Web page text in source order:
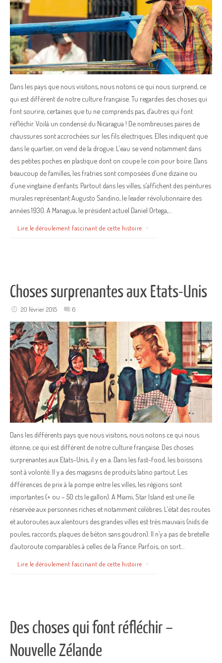
Dans les pays que nous visitons, nous notons ce qui nous surprend, ce
qui est différent de notre culture française. Tu regardes des choses qui
font sourire, certaines que tu ne comprends pas, d’autres qui font
réfléchir. Voilà un condensé du Nicaragua ! De nombreuses paires de
chaussures sont accrochées sur les fils électriques. Elles indiquent que
dans le quartier, on vend de la drogue. L’eau se vend notamment dans
des petites poches en plastique dont on coupe le coin pour boire. Dans
beaucoup de familles, les fratries sont composées d’une dizaine ou
d’une vingtaine d’enfants. Partout dans les villes, s’affichent des peintures
murales représentant Augusto Sandino, le leader révolutionnaire des
années 1930. A Managua, le président actuel Daniel Ortega,…
Lire le déroulement fascinant de cette histoire
Choses surprenantes aux Etats-Unis
20 février 2015 6
Dans les différents pays que nous visitons, nous notons ce qui nous
étonne, ce qui est différent de notre culture française. Des choses
surprenantes aux Etats-Unis, il y en a. Dans les fast-food, les boissons
sont à volonté. Il y a des magasins de produits latino partout. Les
différences de prix à la pompe entre les villes, les régions sont
importantes (+ ou – 50 cts le gallon). A Miami, Star Island est une île
réservée aux personnes riches et notamment célèbres. L’état des routes
et autoroutes aux alentours des grandes villes est très mauvais (nids de
poules, raccords, plaques de béton sans goudron). Il n’y a pas de bretelle
d’autoroute comparables à celles de la France. Parfois, on sort…
Lire le déroulement fascinant de cette histoire
Des choses qui font réfléchir –
Nouvelle Zélande